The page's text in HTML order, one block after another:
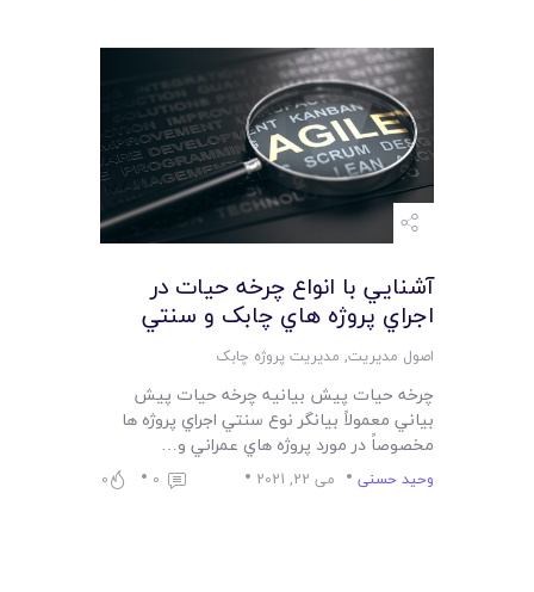
لیست قیمت محصولات
آشنايي با انواع چرخه حيات در
اجراي پروژه هاي چابک و سنتي
اصول مدیریت, مدیریت پروژه چابک
چرخه حيات پيش بيانيه چرخه حيات پيش
بياني معمولاً بيانگر نوع سنتي اجراي پروژه ها
مخصوصاً در مورد پروژه هاي عمراني و…
وحید حسنی می 22, 2021 0
0